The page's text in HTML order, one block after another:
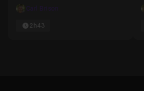
Carl Brison
2h43